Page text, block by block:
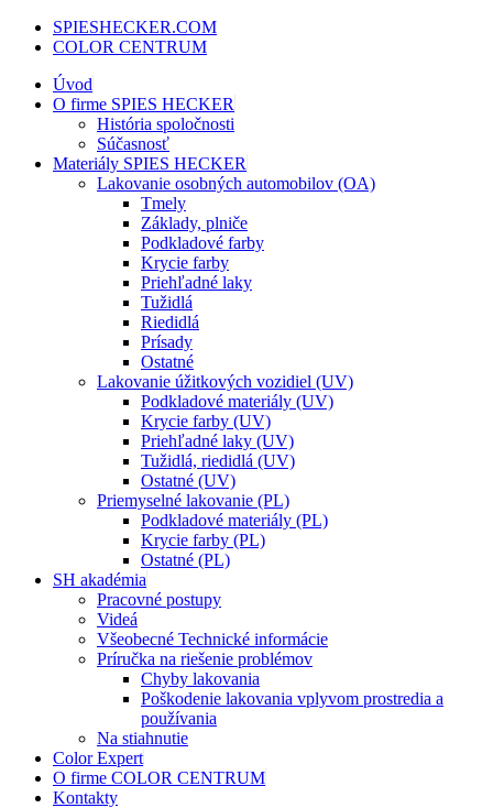
SPIESHECKER.COM
COLOR CENTRUM
Úvod
O firme SPIES HECKER
História spoločnosti
Súčasnosť
Materiály SPIES HECKER
Lakovanie osobných automobilov (OA)
Tmely
Základy, plniče
Podkladové farby
Krycie farby
Priehľadné laky
Tužidlá
Riedidlá
Prísady
Ostatné
Lakovanie úžitkových vozidiel (UV)
Podkladové materiály (UV)
Krycie farby (UV)
Priehľadné laky (UV)
Tužidlá, riedidlá (UV)
Ostatné (UV)
Priemyselné lakovanie (PL)
Podkladové materiály (PL)
Krycie farby (PL)
Ostatné (PL)
SH akadémia
Pracovné postupy
Videá
Všeobecné Technické informácie
Príručka na riešenie problémov
Chyby lakovania
Poškodenie lakovania vplyvom prostredia a
používania
Na stiahnutie
Color Expert
O firme COLOR CENTRUM
Kontakty